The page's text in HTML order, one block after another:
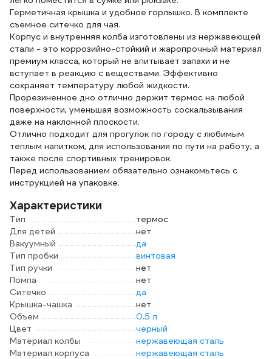
Герметичная крышка и удобное горлышко. В комплекте
съемное ситечко для чая.
Корпус и внутренняя колба изготовлены из нержавеющей
стали - это коррозийно-стойкий и жаропрочный материал
премиум класса, который не впитывает запахи и не
вступает в реакцию с веществами. Эффективно
сохраняет температуру любой жидкости.
Прорезиненное дно отлично держит термос на любой
поверхности, уменьшая возможность соскальзывания
даже на наклонной плоскости.
Отлично подходит для прогулок по городу с любимым
теплым напитком, для использования по пути на работу, а
также после спортивных тренировок.
Перед использованием обязательно ознакомьтесь с
инструкцией на упаковке.
Характеристики
Тип
термос
Для детей
нет
Вакуумный
да
Тип пробки
винтовая
Тип ручки
нет
Помпа
нет
Ситечко
да
Крышка-чашка
нет
Объем
0.5 л
Цвет
черный
Материал колбы
нержавеющая сталь
Материал корпуса
нержавеющая сталь